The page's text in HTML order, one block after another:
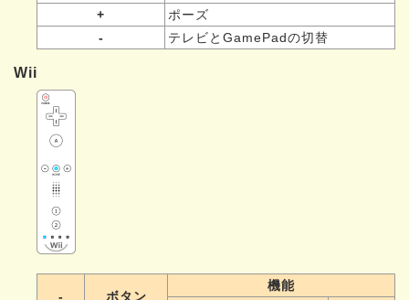
+
ポーズ
-
テレビとGamePadの切替
Wii
- ボタン
機能